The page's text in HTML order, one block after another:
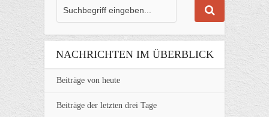
NACHRICHTEN IM ÜBERBLICK
Beiträge von heute
Beiträge der letzten drei Tage